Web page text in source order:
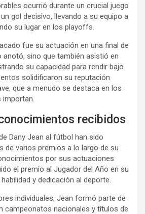
ocurrió durante un crucial juego
gol decisivo, llevando a su equipo a
su lugar en los playoffs.
fue su actuación en una final de
anotó, sino que también asistió en
su capacidad para rendir bajo
solidificaron su reputación
que a menudo se destaca en los
importan.
recibidos
Dany Jean al fútbol han sido
de varios premios a lo largo de su
por sus actuaciones
el premio al Jugador del Año en su
y dedicación al deporte.
individuales, Jean formó parte de
campeonatos nacionales y títulos de